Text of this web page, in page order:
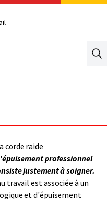
corde raide
professionnel
justement à soigner.
travail est associée à un
et d'épuisement